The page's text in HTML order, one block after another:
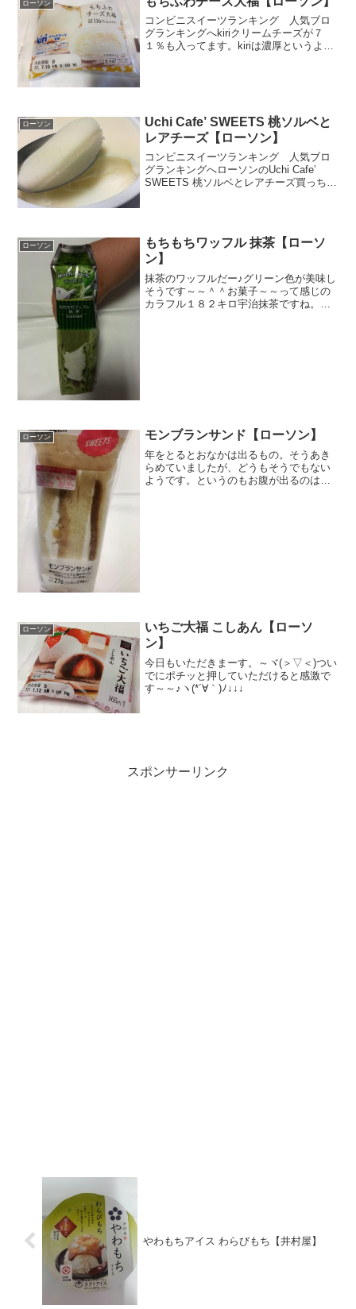
ところがパパちゃんから「あ...
ローソン
コンビニスイーツランキング 人気ブロ
グランキングへkiriクリームチーズが７
１％も入ってます。kiriは濃厚というより
ローソン
Uchi Cafe’ SWEETS 桃ソルベと
レアチーズ【ローソン】
コンビニスイーツランキング 人気ブロ
グランキングへローソンのUchi Cafe’
SWEETS 桃ソルベとレアチーズ買っちゃ
ローソン
もちもちワッフル 抹茶【ローソ
ン】
抹茶のワッフルだー♪グリーン色が美味し
そうです～～＾＾お菓子～～って感じの
カラフル１８２キロ宇治抹茶ですね。伊
ローソン モンブランサンド【ローソン】
年をとるとおなかは出るもの。そうあき
らめていましたが、どうもそうでもない
ようです。というのもお腹が出るのは腹
ローソン
いちご大福 こしあん【ローソ
ン】
今日もいただきまーす。～ヾ(＞▽＜)つい
でにポチッと押していただけると感激で
す～～♪ヽ(*´∀｀)ﾉ↓↓↓
スポンサーリンク
やわもちアイス わらびもち【井村屋】